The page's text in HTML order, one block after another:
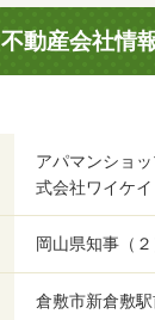
不動産会社情
アパマンショ
式会社ワイケイ
岡山県知事（
倉敷市新倉敷駅